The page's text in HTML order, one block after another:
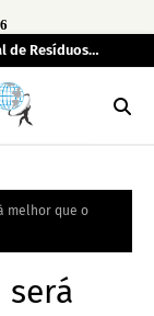
de Resíduos
melhor que o
será